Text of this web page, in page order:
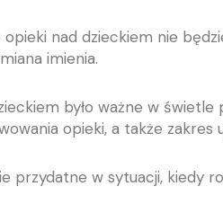
nad dzieckiem nie
imienia.
było ważne w
opieki, a także zakres
przydatne w sytuacji, kiedy